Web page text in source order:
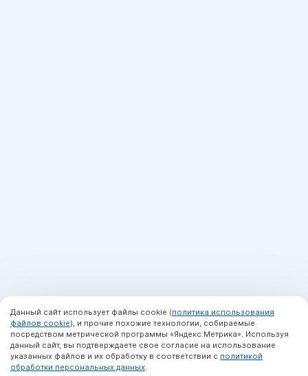
Данный сайт использует файлы cookie (политика использования
файлов cookie), и прочие похожие технологии, собираемые
посредством метрической программы «Яндекс.Метрика». Используя
данный сайт, вы подтверждаете свое согласие на использование
указанных файлов и их обработку в соответствии с политикой
обработки персональных данных.